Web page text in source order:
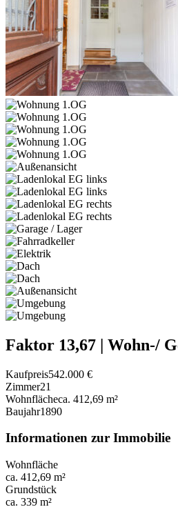
Faktor 13,67 | Wohn-/
Kaufpreis542.000 €
Zimmer21
Wohnflächeca. 412,69 m²
Baujahr1890
Informationen zur Immobilie
Wohnfläche
ca. 412,69 m²
Grundstück
ca. 339 m²